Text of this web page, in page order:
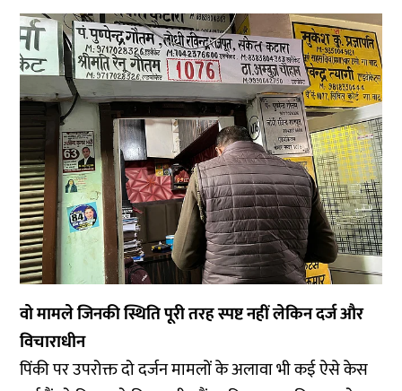
वो मामले जिनकी स्थिति पूरी तरह स्पष्ट नहीं लेकिन दर्ज और
विचाराधीन
पिंकी पर उपरोक्त दो दर्जन मामलों के अलावा भी कई ऐसे केस